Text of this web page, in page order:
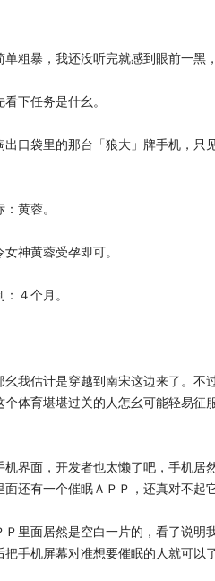
暴，我还没听完就感到眼前一黑，
下任务是什幺。
袋里的那台「狼大」牌手机，只
黄蓉。
神黄蓉受孕即可。
４个月。
估计是穿越到南宋这边来了。不
个体育堪堪过关的人怎幺可能轻易征
面，开发者也太懒了吧，手机居
还有一个催眠ＡＰＰ，还真对不起
面居然是空白一片的，看了说明
把手机屏幕对准想要催眠的人就可以了